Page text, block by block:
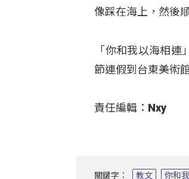
像踩在海上，然後
「你和我以海相
節連假到台東美術
責任編輯：Nxy
關鍵字： 教文 你和